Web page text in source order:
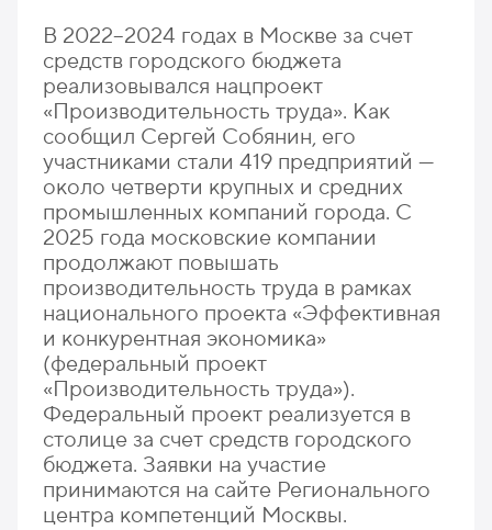
В 2022–2024 годах в Москве за счет
средств городского бюджета
реализовывался нацпроект
«Производительность труда». Как
сообщил Сергей Собянин, его
участниками стали 419 предприятий —
около четверти крупных и средних
промышленных компаний города. С
2025 года московские компании
продолжают повышать
производительность труда в рамках
национального проекта «Эффективная
и конкурентная экономика»
(федеральный проект
«Производительность труда»).
Федеральный проект реализуется в
столице за счет средств городского
бюджета. Заявки на участие
принимаются на сайте Регионального
центра компетенций Москвы.